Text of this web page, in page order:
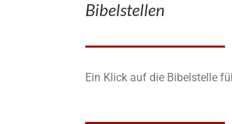
Bibelstellen
Ein Klick auf die Bibelstelle